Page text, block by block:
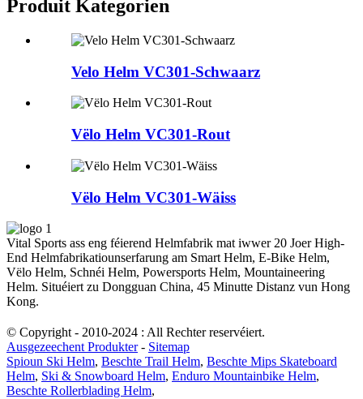
Produit Kategorien
Velo Helm VC301-Schwaarz
Vëlo Helm VC301-Rout
Vëlo Helm VC301-Wäiss
Vital Sports ass eng féierend Helmfabrik mat iwwer 20 Joer High-
End Helmfabrikatiounserfarung am Smart Helm, E-Bike Helm,
Vëlo Helm, Schnéi Helm, Powersports Helm, Mountaineering
Helm. Situéiert zu Dongguan China, 45 Minutte Distanz vun Hong
Kong.
© Copyright - 2010-2024 : All Rechter reservéiert.
Ausgezeechent Produkter- Sitemap
Spioun Ski Helm, Beschte Trail Helm, Beschte Mips Skateboard
Helm, Ski & Snowboard Helm, Enduro Mountainbike Helm,
Beschte Rollerblading Helm,